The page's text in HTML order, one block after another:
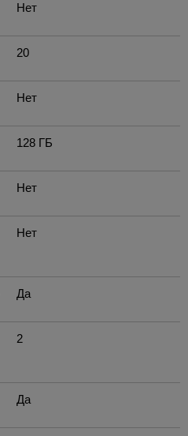
Нет
20
Нет
128 ГБ
Нет
Нет
Да
2
Да